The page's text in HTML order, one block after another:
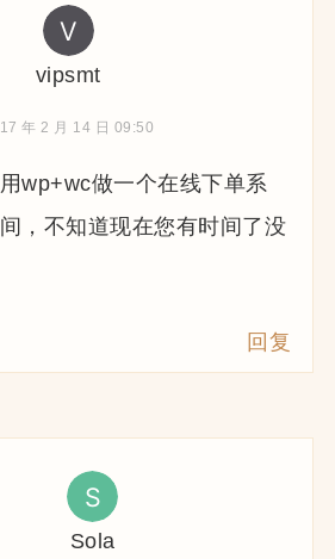
vipsmt
年 2 月 14 日 09:50
wp+wc做一个在线下单系
，不知道现在您有时间了没
回复
Sola